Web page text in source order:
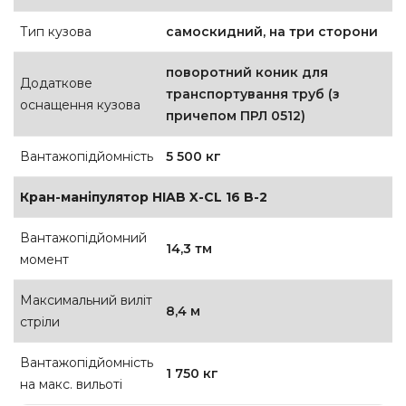
Тип кузова самоскидний, на три сторони
Додаткове
оснащення кузова
поворотний коник для
транспортування труб (з
причепом ПРЛ 0512)
Вантажопідйомність 5 500 кг
Кран-маніпулятор HIAB X-CL 16 B-2
Вантажопідйомний
момент
14,3 тм
Максимальний виліт
стріли
8,4 м
Вантажопідйомність
на макс. вильоті
1 750 кг